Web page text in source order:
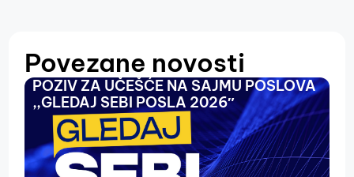
Povezane novosti
POZIV ZA UČEŠĆE NA SAJMU POSLOVA
,,GLEDAJ SEBI POSLA 2026″